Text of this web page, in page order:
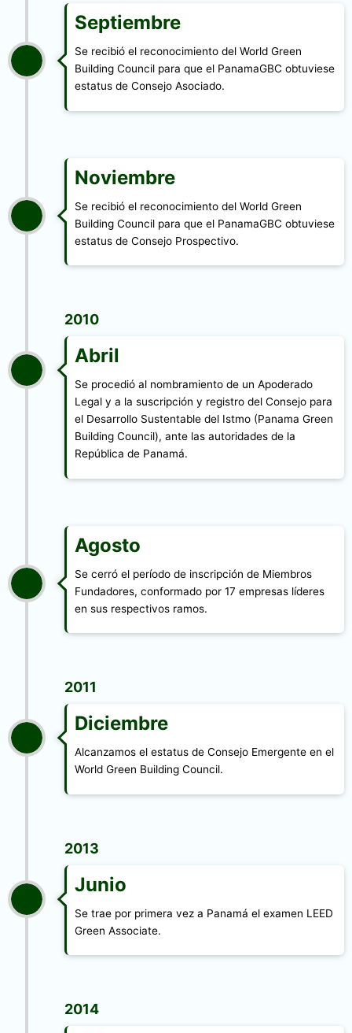
Septiembre
Se recibió el reconocimiento del World Green
Building Council para que el PanamaGBC obtuviese
estatus de Consejo Asociado.
Noviembre
Se recibió el reconocimiento del World Green
Building Council para que el PanamaGBC obtuviese
estatus de Consejo Prospectivo.
2010
Abril
Se procedió al nombramiento de un Apoderado
Legal y a la suscripción y registro del Consejo para
el Desarrollo Sustentable del Istmo (Panama Green
Building Council), ante las autoridades de la
República de Panamá.
Agosto
Se cerró el período de inscripción de Miembros
Fundadores, conformado por 17 empresas líderes
en sus respectivos ramos.
2011
Diciembre
Alcanzamos el estatus de Consejo Emergente en el
World Green Building Council.
2013
Junio
Se trae por primera vez a Panamá el examen LEED
Green Associate.
2014